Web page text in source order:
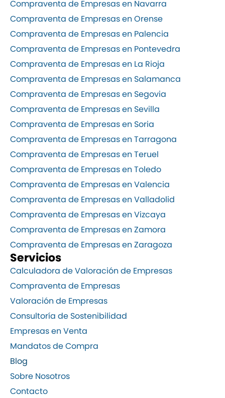
Compraventa de Empresas en Navarra
Compraventa de Empresas en Orense
Compraventa de Empresas en Palencia
Compraventa de Empresas en Pontevedra
Compraventa de Empresas en La Rioja
Compraventa de Empresas en Salamanca
Compraventa de Empresas en Segovia
Compraventa de Empresas en Sevilla
Compraventa de Empresas en Soria
Compraventa de Empresas en Tarragona
Compraventa de Empresas en Teruel
Compraventa de Empresas en Toledo
Compraventa de Empresas en Valencia
Compraventa de Empresas en Valladolid
Compraventa de Empresas en Vizcaya
Compraventa de Empresas en Zamora
Compraventa de Empresas en Zaragoza
Servicios
Calculadora de Valoración de Empresas
Compraventa de Empresas
Valoración de Empresas
Consultoría de Sostenibilidad
Empresas en Venta
Mandatos de Compra
Blog
Sobre Nosotros
Contacto